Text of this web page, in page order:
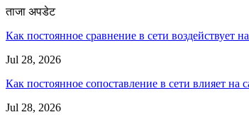
ताजा अपडेट
Как постоянное сравнение в сети воздействует
Jul 28, 2026
Как постоянное сопоставление в сети влияет на
Jul 28, 2026